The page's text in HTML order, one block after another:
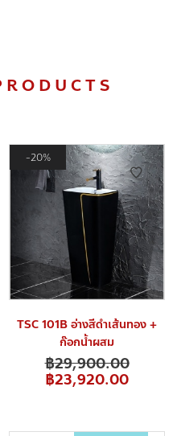
20%
TSC 101B อ่างสีดำเส้นทอง +
ก๊อกน้ำผสม
฿29,900.00
฿23,920.00